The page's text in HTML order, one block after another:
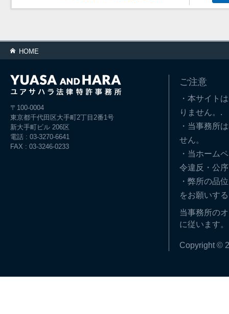
HOME
〒100-0004
東京都千代田区大手町2丁目2番1号
新大手町ビル 206区
電話 : 03-3270-6641
FAX : 03-3246-0233
ご注意
・本サイト
りません。.
・当事務所
せん。
・当ホーム
令違反・公
・弊所の品
をお願いす
当事務所の
に従います。
Copyright ©